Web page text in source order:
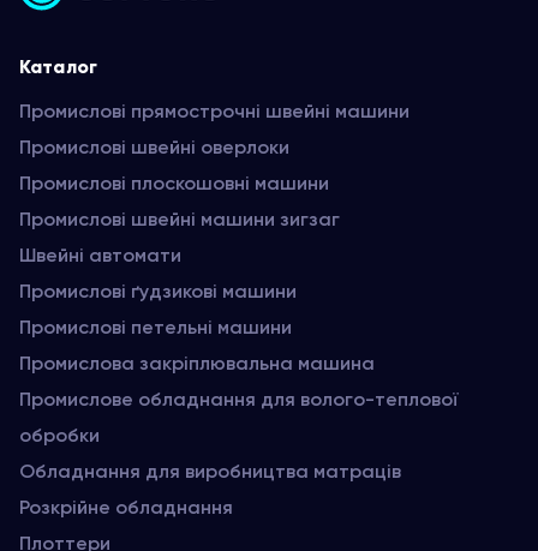
Каталог
Промислові прямострочні швейні машини
Промислові швейні оверлоки
Промислові плоскошовні машини
Промислові швейні машини зигзаг
Швейні автомати
Промислові ґудзикові машини
Промислові петельні машини
Промислова закріплювальна машина
Промислове обладнання для волого-теплової
обробки
Обладнання для виробництва матраців
Розкрійне обладнання
Плоттери